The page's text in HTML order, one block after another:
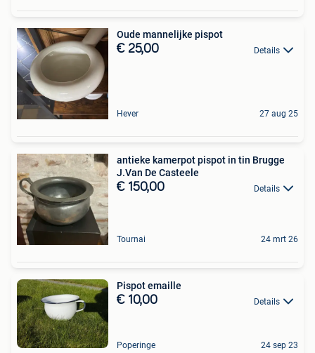
Oude mannelijke pispot
€ 25,00 Details
Hever 27 aug 25
antieke kamerpot pispot in tin Brugge
J.Van De Casteele
€ 150,00 Details
Tournai 24 mrt 26
Pispot emaille
€ 10,00 Details
Poperinge 24 sep 23